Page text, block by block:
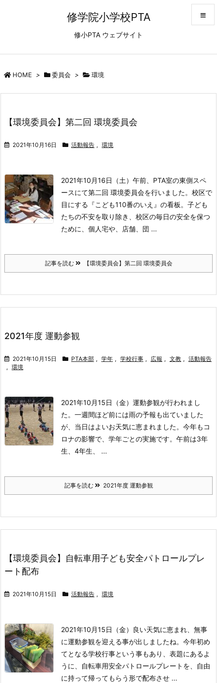
修学院小学校PTA
修小PTA ウェブサイト
HOME > 委員会 > 環境
【環境委員会】第二回 環境委員会
2021年10月16日 活動報告 , 環境
2021年10月16日（土）午前、PTA室の東側スペ
ースにて第二回 環境委員会を行いました。 校区で
目にする『こども110番のいえ』の看板。子ども
たちの不安を取り除き、校区の毎日の安全を保つ
ために、個人宅や、店舗、団 ...
記事を読む 【環境委員会】第二回 環境委員会
2021年度 運動参観
2021年10月15日 PTA本部 , 学年 , 学校行事 , 広報 , 文教 , 活動報告
, 環境
2021年10月15日（金） 運動参観が行われまし
た。 一週間ほど前には雨の予報も出ていました
が、当日はよいお天気に恵まれました。 今年もコ
ロナの影響で、学年ごとの実施です。 午前は3年
生、4年生、 ...
記事を読む 2021年度 運動参観
【環境委員会】自転車用子ども安全パトロールプレ
ート配布
2021年10月15日 活動報告 , 環境
2021年10月15日（金）
良い天気に恵まれ、無事
に運動参観を迎える事が出しましたね。 今年初め
てとなる学校行事という事もあり、表題にあるよ
うに、自転車用安全パトロールプレートを、自由
に持って帰ってもらう形で配布させ ...